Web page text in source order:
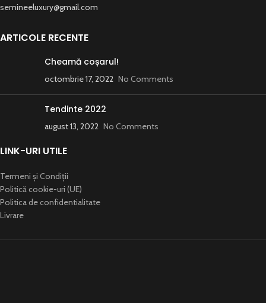
semineeluxury@gmail.com
ARTICOLE RECENTE
Cheamă coșarul!
octombrie 17, 2022 No Comments
Tendinte 2022
august 13, 2022 No Comments
LINK-URI UTILE
Termeni și Condiții
Politică cookie-uri (UE)
Politica de confidentialitate
Livrare